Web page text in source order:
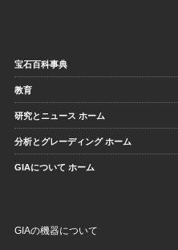
宝石百科事典
教育
研究とニュース ホーム
分析とグレーディング ホーム
GIAについて ホーム
GIAの機器について